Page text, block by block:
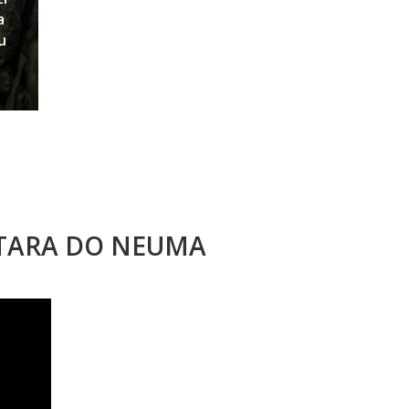
DO NEUMA